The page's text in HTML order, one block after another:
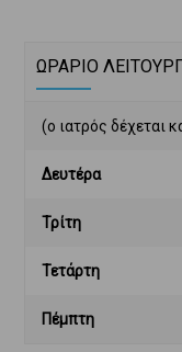
ΩΡΑΡΙΟ
(ο ιατρός δέχεται
Δευτέρα
Τρίτη
Τετάρτη
Πέμπτη